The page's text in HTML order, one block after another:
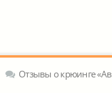
Отзывы о крюинге «Аврора Маритайм ООО»